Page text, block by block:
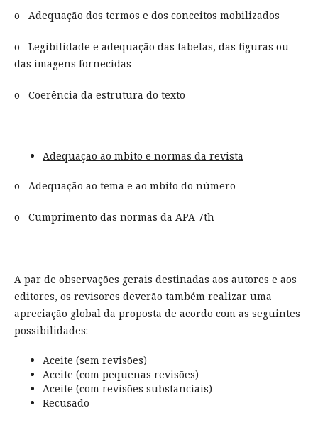
o Adequação dos termos e dos conceitos mobilizados
o Legibilidade e adequação das tabelas, das figuras ou
das imagens fornecidas
o Coerência da estrutura do texto
Adequação ao mbito e normas da revista
o Adequação ao tema e ao mbito do número
o Cumprimento das normas da APA 7th
A par de observações gerais destinadas aos autores e aos
editores, os revisores deverão também realizar uma
apreciação global da proposta de acordo com as seguintes
possibilidades:
Aceite (sem revisões)
Aceite (com pequenas revisões)
Aceite (com revisões substanciais)
Recusado